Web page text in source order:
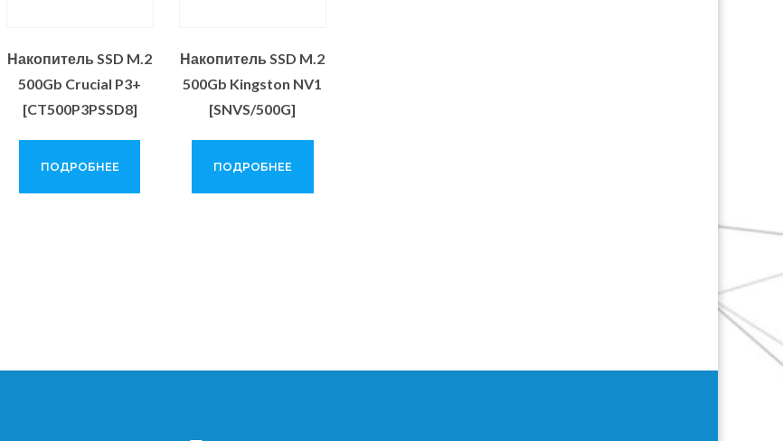
Накопитель SSD M.2
500Gb Crucial P3+
[CT500P3PSSD8]
ПОДРОБНЕЕ
Накопитель SSD M.2
500Gb Kingston NV1
[SNVS/500G]
ПОДРОБНЕЕ